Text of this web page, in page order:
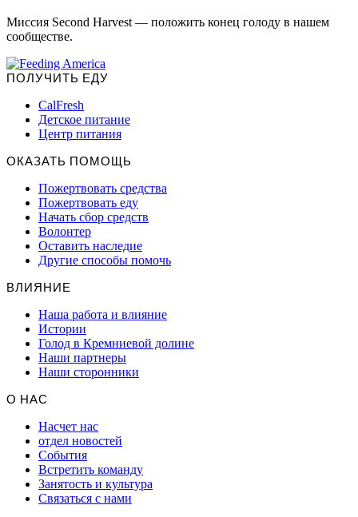
Миссия Second Harvest — положить конец голоду в нашем
сообществе.
ПОЛУЧИТЬ ЕДУ
CalFresh
Детское питание
Центр питания
ОКАЗАТЬ ПОМОЩЬ
Пожертвовать средства
Пожертвовать еду
Начать сбор средств
Волонтер
Оставить наследие
Другие способы помочь
ВЛИЯНИЕ
Наша работа и влияние
Истории
Голод в Кремниевой долине
Наши партнеры
Наши сторонники
О НАС
Насчет нас
отдел новостей
События
Встретить команду
Занятость и культура
Связаться с нами